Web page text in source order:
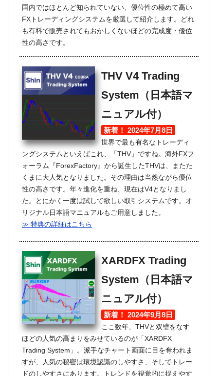
国内ではほとんど知られていない、優位性の極めて高い
FXトレーディングシステムを厳選して紹介します。どれ
も有料で販売されてもおかしくないほどの完成度・優位
性の高さです。
THV V4 Trading
System（日本語マ
ニュアル付）
新着！ 2024年7月8日
世界で最も有名なトレーディ
ングシステムといえばこれ、「THV」ですね。海外FXフ
ォーラム『ForexFactory』から誕生したTHVは、またた
くまに大人気となりました。その理由は当然ながら優位
性の高さです。年々進化を重ね、現在はV4となりまし
た。とにかく一度は試して欲しい取引システムです。オ
リジナル日本語マニュアルもご用意しました。
≫ 特典の詳細はこちら
XARDFX Trading
System（日本語マ
ニュアル付）
新着！ 2024年9月8日
ここ数年、THVと双璧をなす
ほどの人気の高まりをみせているのが「XARDFX
Trading System」。派手なチャート画面に目を奪われま
すが、人気の秘密は環境認識のしやすさ、そしてトレー
ドのしやすさにあります。トレンドを視覚的に捉えやす